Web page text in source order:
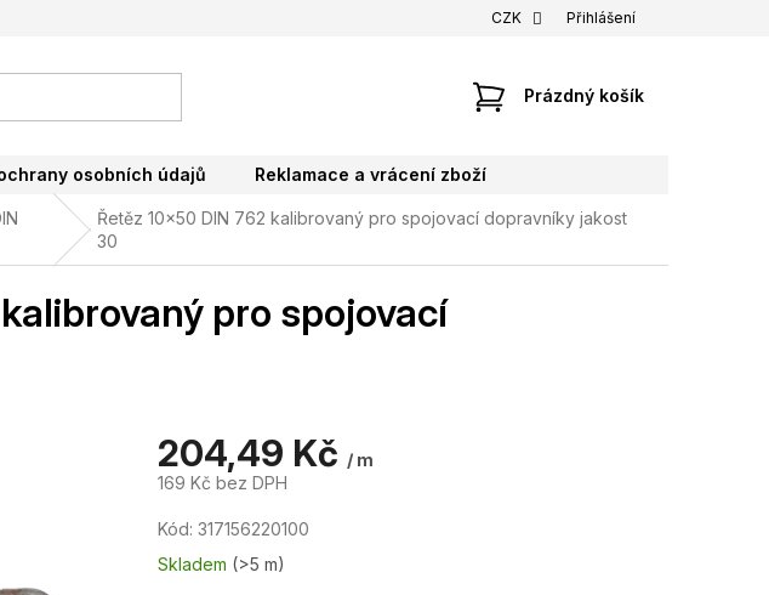
CZK Přihlášení
NÁKUPNÍ
Prázdný košík
osobních údajů Reklamace a vrácení zboží
Řetěz 10x50 DIN 762 kalibrovaný pro spojovací dopravníky jakost
30
pro spojovací
204,49 Kč / m
169 Kč bez DPH
Měrná
cena:
Kód: 317156220100
Skladem (>5 m)